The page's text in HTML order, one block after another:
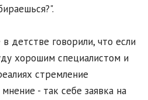
детстве говорили, что если
хорошим специалистом и
стремление
- так себе заявка на